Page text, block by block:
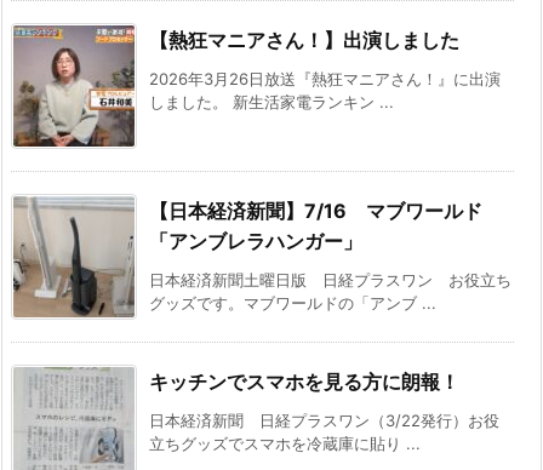
【熱狂マニアさん！】出演しました
2026年3月26日放送『熱狂マニアさん！』に出演
しました。 新生活家電ランキン ...
【日本経済新聞】7/16 マブワールド
「アンブレラハンガー」
日本経済新聞土曜日版 日経プラスワン お役立ち
グッズです。マブワールドの「アンブ ...
キッチンでスマホを見る方に朗報！
日本経済新聞 日経プラスワン（3/22発行）お役
立ちグッズでスマホを冷蔵庫に貼り ...